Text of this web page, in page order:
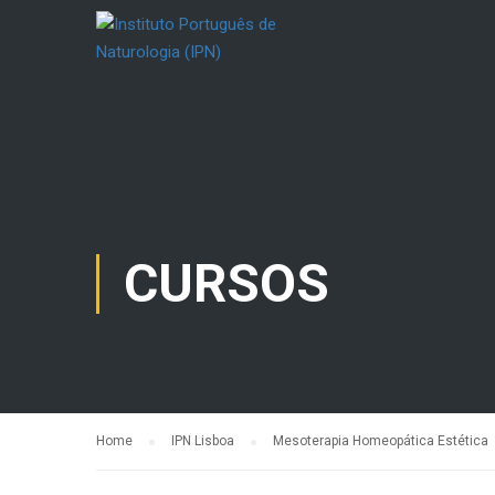
CURSOS
Home IPN Lisboa Mesoterapia Homeopática Estética